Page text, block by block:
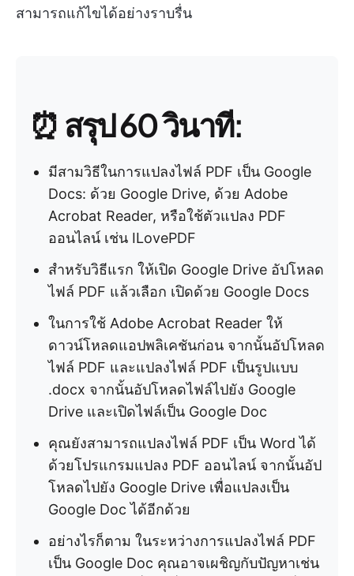
สามารถแก้ไขได้อย่างราบรื่น
⏰ สรุป 60 วินาที:
มีสามวิธีในการแปลงไฟล์ PDF เป็น Google
Docs: ด้วย Google Drive, ด้วย Adobe
Acrobat Reader, หรือใช้ตัวแปลง PDF
ออนไลน์ เช่น ILovePDF
สำหรับวิธีแรก ให้เปิด Google Drive อัปโหลด
ไฟล์ PDF แล้วเลือก เปิดด้วย Google Docs
ในการใช้ Adobe Acrobat Reader ให้
ดาวน์โหลดแอปพลิเคชันก่อน จากนั้นอัปโหลด
ไฟล์ PDF และแปลงไฟล์ PDF เป็นรูปแบบ
.docx จากนั้นอัปโหลดไฟล์ไปยัง Google
Drive และเปิดไฟล์เป็น Google Doc
คุณยังสามารถแปลงไฟล์ PDF เป็น Word ได้
ด้วยโปรแกรมแปลง PDF ออนไลน์ จากนั้นอัป
โหลดไปยัง Google Drive เพื่อแปลงเป็น
Google Doc ได้อีกด้วย
อย่างไรก็ตาม ในระหว่างการแปลงไฟล์ PDF
เป็น Google Doc คุณอาจเผชิญกับปัญหาเช่น